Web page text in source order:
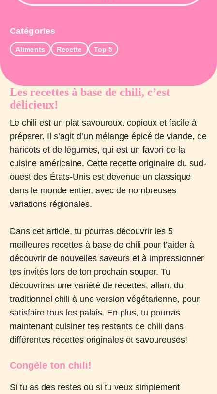
Catégories
Aliments Recette Top 5
Les recettes à base de chili, c’est
délicieux!
Le chili est un plat savoureux, copieux et facile à
préparer. Il s’agit d’un mélange épicé de viande, de
haricots et de légumes, qui est un favori de la
cuisine américaine. Cette recette originaire du sud-
ouest des États-Unis est devenue un classique
dans le monde entier, avec de nombreuses
variations régionales.
Dans cet article, tu pourras découvrir les 5
meilleures recettes à base de chili pour t’aider à
découvrir de nouvelles saveurs et à impressionner
tes invités lors de ton prochain souper. Tu
découvriras une variété de recettes, allant du
traditionnel chili à une version végétarienne, pour
satisfaire tous les palais. En plus, tu pourras
maintenant cuisiner tes restants de chili dans
différentes recettes originales et savoureuses!
Congèle ton chili!
Si tu as des restes ou si tu veux simplement